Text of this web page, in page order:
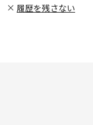
履歴を残さない